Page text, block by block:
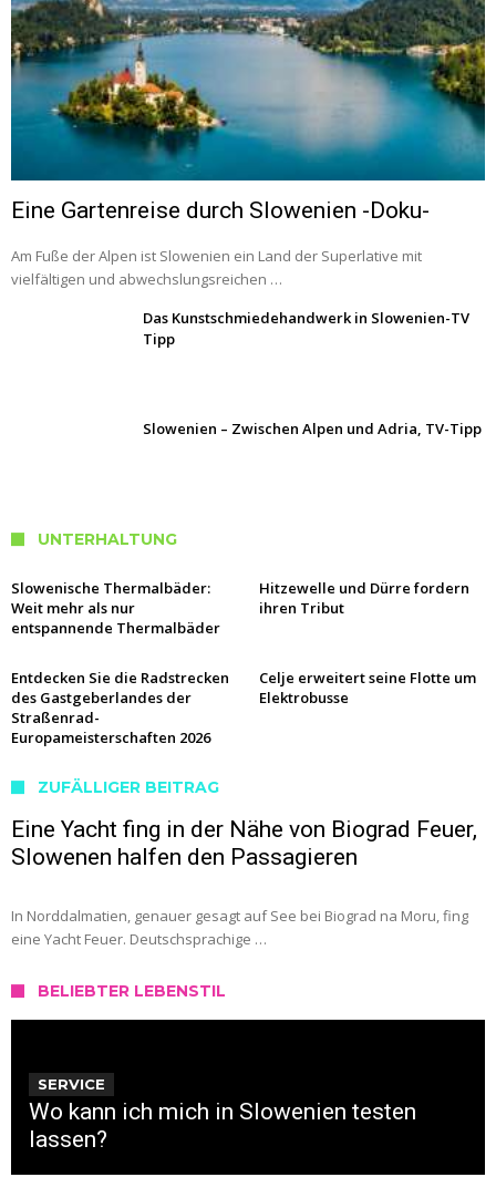
Eine Gartenreise durch Slowenien -Doku-
Am Fuße der Alpen ist Slowenien ein Land der Superlative mit
vielfältigen und abwechslungsreichen …
Das Kunstschmiedehandwerk in Slowenien-TV
Tipp
Slowenien – Zwischen Alpen und Adria, TV-Tipp
UNTERHALTUNG
Slowenische Thermalbäder:
Weit mehr als nur
entspannende Thermalbäder
Hitzewelle und Dürre fordern
ihren Tribut
Entdecken Sie die Radstrecken
des Gastgeberlandes der
Straßenrad-
Europameisterschaften 2026
Celje erweitert seine Flotte um
Elektrobusse
ZUFÄLLIGER BEITRAG
Eine Yacht fing in der Nähe von Biograd Feuer,
Slowenen halfen den Passagieren
In Norddalmatien, genauer gesagt auf See bei Biograd na Moru, fing
eine Yacht Feuer. Deutschsprachige …
BELIEBTER LEBENSTIL
SERVICE
Wo kann ich mich in Slowenien testen
lassen?